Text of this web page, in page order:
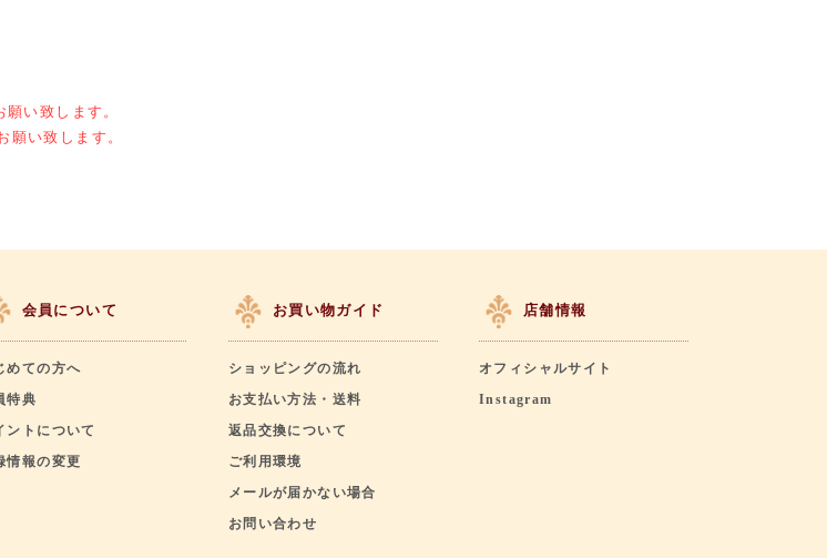
い致します。
願い致します。
会員について
めての方へ
特典
ントについて
情報の変更
お買い物ガイド
ショッピングの流れ
お支払い方法・送料
返品交換について
ご利用環境
メールが届かない場合
お問い合わせ
店舗情報
オフィシャルサイト
Instagram